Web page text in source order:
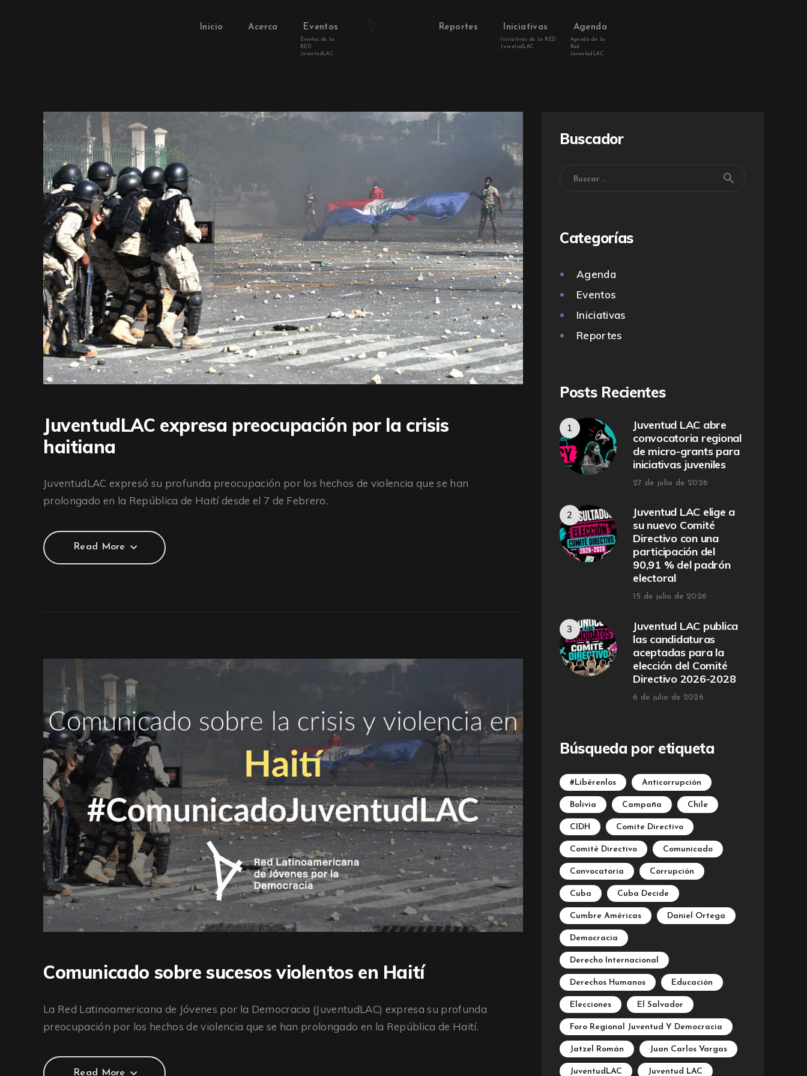
Inicio Acerca Eventos
Eventos de la
RED
JuventudLAC
Reportes Iniciativas
Iniciativas de la RED
JuventudLAC
Agenda
Agenda de la
Red
JuventudLAC
JuventudLAC expresa preocupación por la crisis
haitiana
JuventudLAC expresó su profunda preocupación por los hechos de violencia que se han
prolongado en la República de Haití desde el 7 de Febrero.
Read More
Comunicado sobre sucesos violentos en Haití
La Red Latinoamericana de Jóvenes por la Democracia (JuventudLAC) expresa su profunda
preocupación por los hechos de violencia que se han prolongado en la República de Haití.
Read More
Buscador
Categorías
Agenda
Eventos
Iniciativas
Reportes
Posts Recientes
Juventud LAC abre
convocatoria regional
de micro-grants para
iniciativas juveniles
27 de julio de 2026
Juventud LAC elige a
su nuevo Comité
Directivo con una
participación del
90,91 % del padrón
electoral
15 de julio de 2026
Juventud LAC publica
las candidaturas
aceptadas para la
elección del Comité
Directivo 2026-2028
6 de julio de 2026
Búsqueda por etiqueta
#Libérenlos Anticorrupción
Bolivia Campaña Chile
CIDH Comite Directivo
Comité Directivo Comunicado
Convocatoria Corrupción
Cuba Cuba Decide
Cumbre Américas Daniel Ortega
Democracia
Derecho Internacional
Derechos Humanos Educación
Elecciones El Salvador
Foro Regional Juventud Y Democracia
Jatzel Román Juan Carlos Vargas
JuventudLAC Juventud LAC